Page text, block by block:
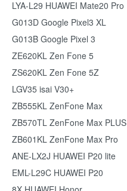
LYA-L29 HUAWEI Mate20 Pro
G013D Google Pixel3 XL
G013B Google Pixel 3
ZE620KL Zen Fone 5
ZS620KL Zen Fone 5Z
LGV35 isai V30+
ZB555KL ZenFone Max
ZB570TL ZenFone Max PLUS
ZB601KL ZenFone Max Pro
ANE-LX2J HUAWEI P20 lite
EML-L29C HUAWEI P20